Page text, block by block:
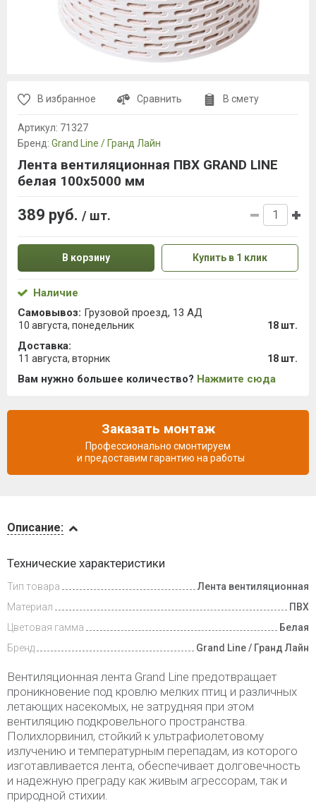
и оплата
Описание:
Технические характеристики
Тип товара
Лента вентиляционная
Материал
ПВХ
Цветовая гамма
Белая
Бренд
Grand Line / Гранд Лайн
Вентиляционная лента Grand Line предотвращает
проникновение под кровлю мелких птиц и различных
летающих насекомых, не затрудняя при этом
вентиляцию подкровельного пространства.
Полихлорвинил, стойкий к ультрафиолетовому
излучению и температурным перепадам, из которого
изготавливается лента, обеспечивает долговечность
и надежную преграду как живым агрессорам, так и
природной стихии.
В избранное Сравнить В смету
Артикул: 71327
Бренд: Grand Line / Гранд Лайн
Лента вентиляционная ПВХ GRAND LINE
белая 100х5000 мм
389 руб. / шт.
В корзину Купить в 1 клик
Наличие
Самовывоз: Грузовой проезд, 13 АД
10 августа, понедельник 18 шт.
Доставка:
11 августа, вторник 18 шт.
Вам нужно большее количество? Нажмите сюда
Заказать монтаж
Профессионально смонтируем
и предоставим гарантию на работы